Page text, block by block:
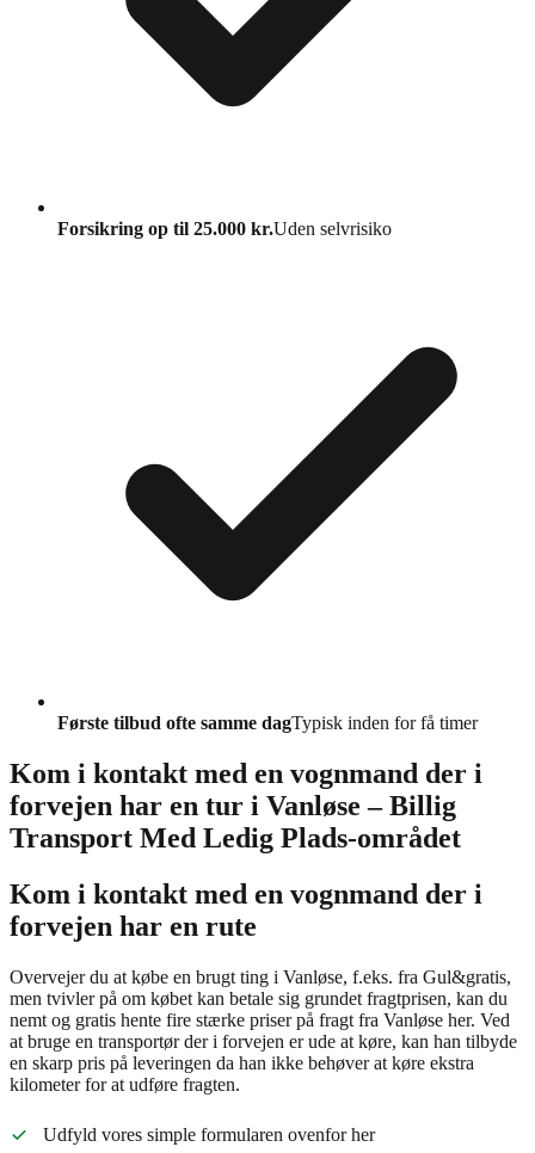
Forsikring op til 25.000 kr.Uden selvrisiko
Første tilbud ofte samme dagTypisk inden for få timer
Kom i kontakt med en vognmand der i
forvejen har en tur i Vanløse – Billig
Transport Med Ledig Plads-området
Kom i kontakt med en vognmand der i
forvejen har en rute
Overvejer du at købe en brugt ting i Vanløse, f.eks. fra Gul&gratis,
men tvivler på om købet kan betale sig grundet fragtprisen, kan du
nemt og gratis hente fire stærke priser på fragt fra Vanløse her. Ved
at bruge en transportør der i forvejen er ude at køre, kan han tilbyde
en skarp pris på leveringen da han ikke behøver at køre ekstra
kilometer for at udføre fragten.
Udfyld vores simple formularen ovenfor her